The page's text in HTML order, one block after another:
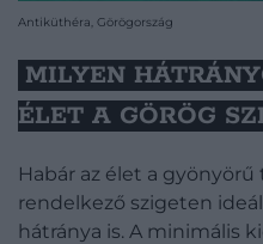
Antiküthéra, Görögország
MILYEN
ÉLET A GÖRÖG
Habár az élet a
rendelkező szigeten
hátránya is. A minimális